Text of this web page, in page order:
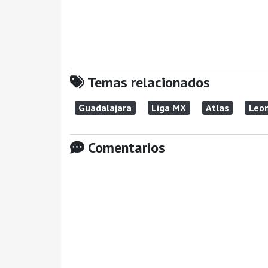
Temas relacionados
Guadalajara Liga MX Atlas
Comentarios